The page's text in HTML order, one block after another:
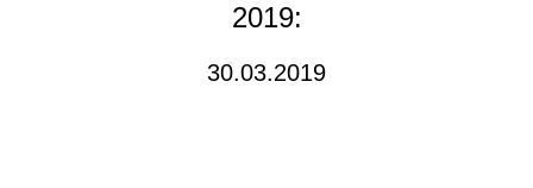
2019:
30.03.2019